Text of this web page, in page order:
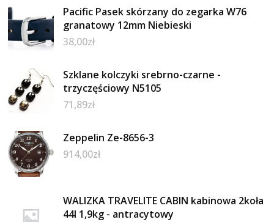
Pacific Pasek skórzany do zegarka W76
granatowy 12mm Niebieski
38,00zł
Szklane kolczyki srebrno-czarne -
trzyczęściowy N5105
71,89zł
Zeppelin Ze-8656-3
914,00zł
WALIZKA TRAVELITE CABIN kabinowa 2koła
44l 1,9kg - antracytowy